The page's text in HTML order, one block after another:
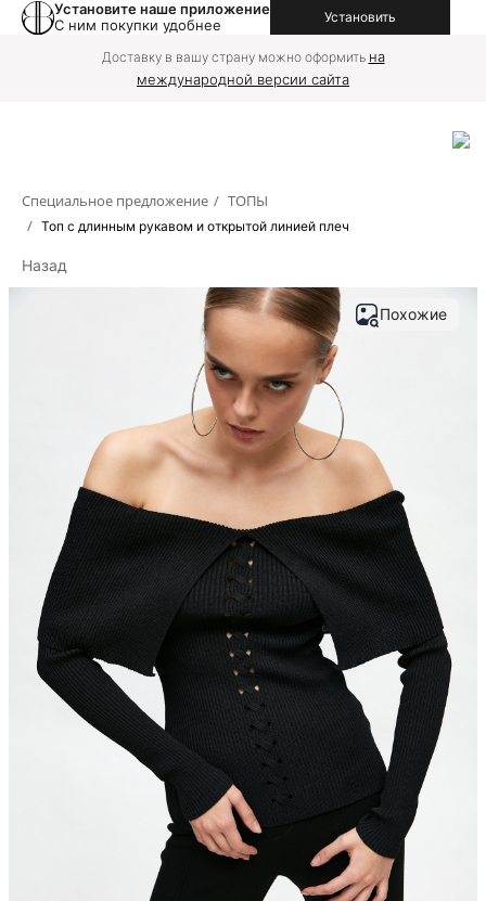
Установите наше приложение
С ним покупки удобнее
Установить
Доставку в вашу страну можно оформить на
международной версии сайта
Специальное предложение / ТОПЫ
/ Топ с длинным рукавом и открытой линией плеч
Назад
Похожие